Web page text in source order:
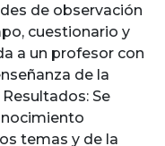
de observación
cuestionario y
a un profesor con
de la
Se
temas y de la